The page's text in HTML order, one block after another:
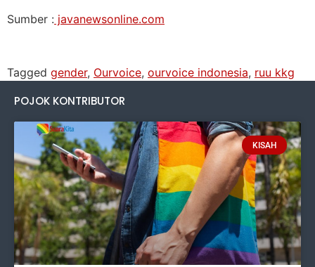
Sumber : javanewsonline.com
Tagged gender, Ourvoice, ourvoice indonesia, ruu kkg
POJOK KONTRIBUTOR
KISAH